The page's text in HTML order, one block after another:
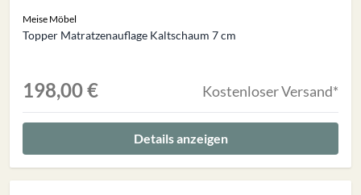
Meise Möbel
Topper Matratzenauflage Kaltschaum 7 cm
198,00 € Kostenloser Versand*
Details anzeigen